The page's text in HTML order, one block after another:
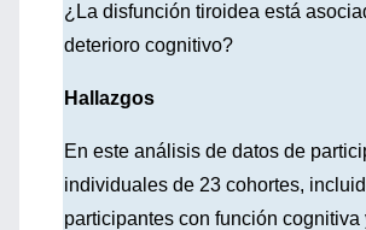
¿La disfunción tiroidea está
deterioro cognitivo?
Hallazgos
En este análisis de datos de
individuales de 23 cohortes,
participantes con función cognitiva